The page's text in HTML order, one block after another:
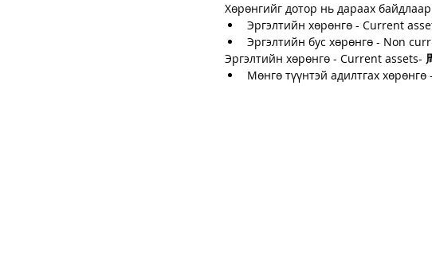
Хөрөнгийг дотор нь дараах байдлаар
Эргэлтийн хөрөнгө - Current
Эргэлтийн бус хөрөнгө - Non
Эргэлтийн хөрөнгө - Current assets-
Мөнгө түүнтэй адилтгах хөрөнгө -